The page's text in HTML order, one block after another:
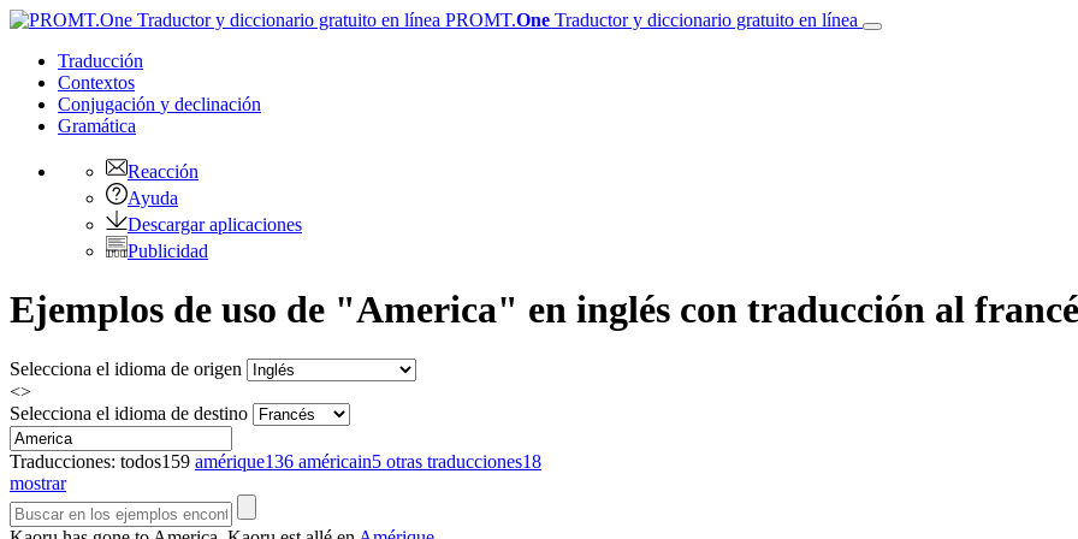
PROMT.One Traductor y diccionario gratuito en línea
Traducción
Contextos
Conjugación y declinación
Gramática
Reacción
Ayuda
Descargar aplicaciones
Publicidad
Ejemplos de uso de "America" en inglés con traducción al
Selecciona el idioma de origen
<>
Selecciona el idioma de destino
Traducciones: todos159 amérique136 américain5 otras traducciones18
mostrar